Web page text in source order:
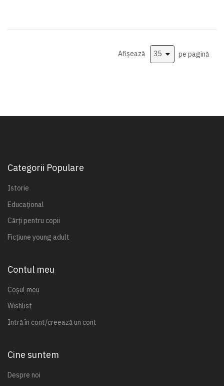
Afișează pe pagină
Categorii Populare
Istorie
Educațional
Cărți pentru copii
Ficțiune young adult
Contul meu
Coșul meu
Wishlist
Intră în cont/creează un cont
Cine suntem
Despre noi